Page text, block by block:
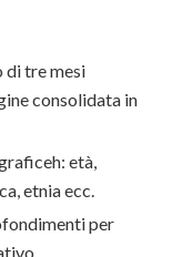
di tre mesi
consolidata in
età,
etnia ecc.
per